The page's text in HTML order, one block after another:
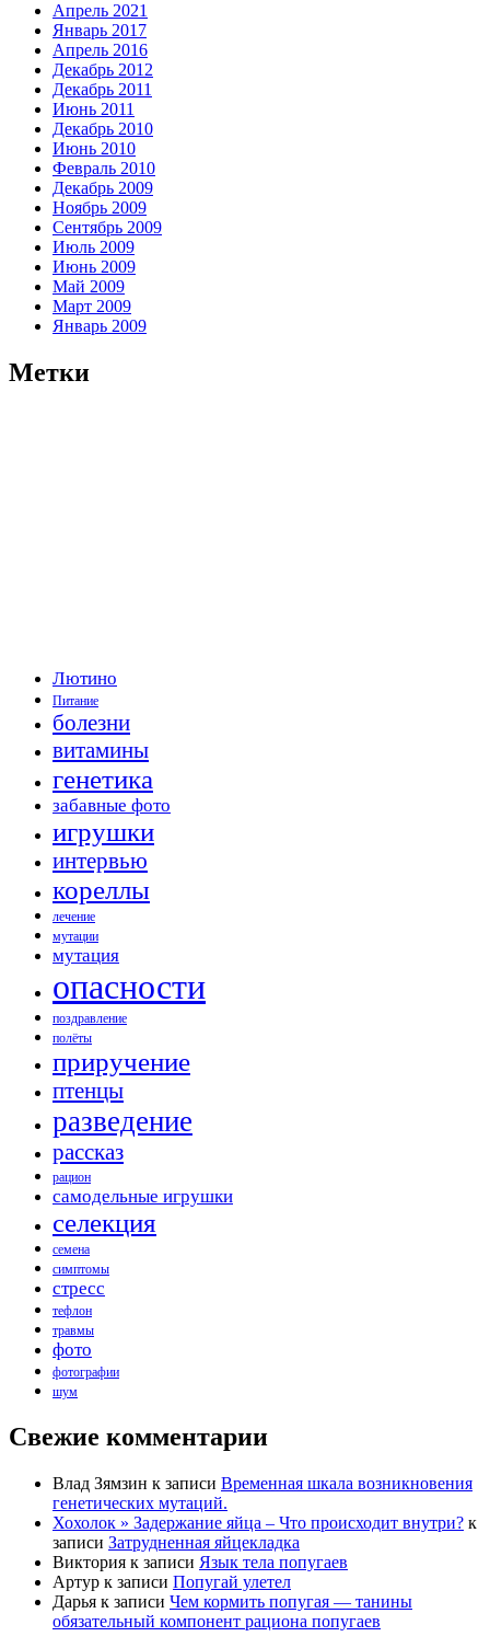
Апрель 2021
Январь 2017
Апрель 2016
Декабрь 2012
Декабрь 2011
Июнь 2011
Декабрь 2010
Июнь 2010
Февраль 2010
Декабрь 2009
Ноябрь 2009
Сентябрь 2009
Июль 2009
Июнь 2009
Май 2009
Март 2009
Январь 2009
Метки
Лютино
Питание
болезни
витамины
генетика
забавные фото
игрушки
интервью
кореллы
лечение
мутации
мутация
опасности
поздравление
полёты
приручение
птенцы
разведение
рассказ
рацион
самодельные игрушки
селекция
семена
симптомы
стресс
тефлон
травмы
фото
фотографии
шум
Свежие комментарии
Влад Зямзин к записи Временная шкала возникновения
генетических мутаций.
Хохолок » Задержание яйца – Что происходит внутри? к
записи Затрудненная яйцекладка
Виктория к записи Язык тела попугаев
Артур к записи Попугай улетел
Дарья к записи Чем кормить попугая — танины
обязательный компонент рациона попугаев